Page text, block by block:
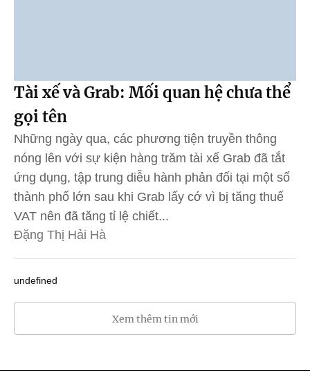
Tài xế và Grab: Mối quan hệ chưa thể
gọi tên
Những ngày qua, các phương tiện truyền thông
nóng lên với sự kiện hàng trăm tài xế Grab đã tắt
ứng dụng, tập trung diễu hành phản đối tại một số
thành phố lớn sau khi Grab lấy cớ vì bị tăng thuế
VAT nên đã tăng tỉ lệ chiết...
Đặng Thị Hải Hà
undefined
Xem thêm tin mới